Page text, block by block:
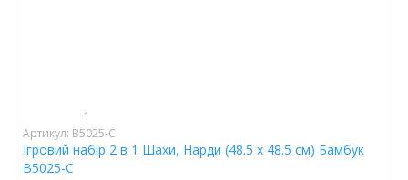
1
Артикул: B5025-C
Ігровий набір 2 в 1 Шахи, Нарди (48.5 х 48.5 см) Бамбук
B5025-C